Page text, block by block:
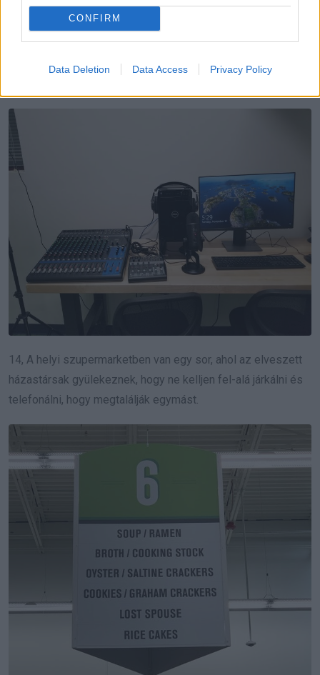
CONFIRM
Data Deletion Data Access Privacy Policy
13, A helyi könyvtárban van egy komplett stúdió, 3D
nyomtató, vinylprés, lézervágó és minden mi szem szájnak
ingere. A legjobb, hogy ezeket teljesen ingyen igénybe lehet
14, A helyi szupermarketben van egy sor, ahol az elveszett
házastársak gyülekeznek, hogy ne kelljen fel-alá járkálni és
telefonálni, hogy megtalálják egymást.